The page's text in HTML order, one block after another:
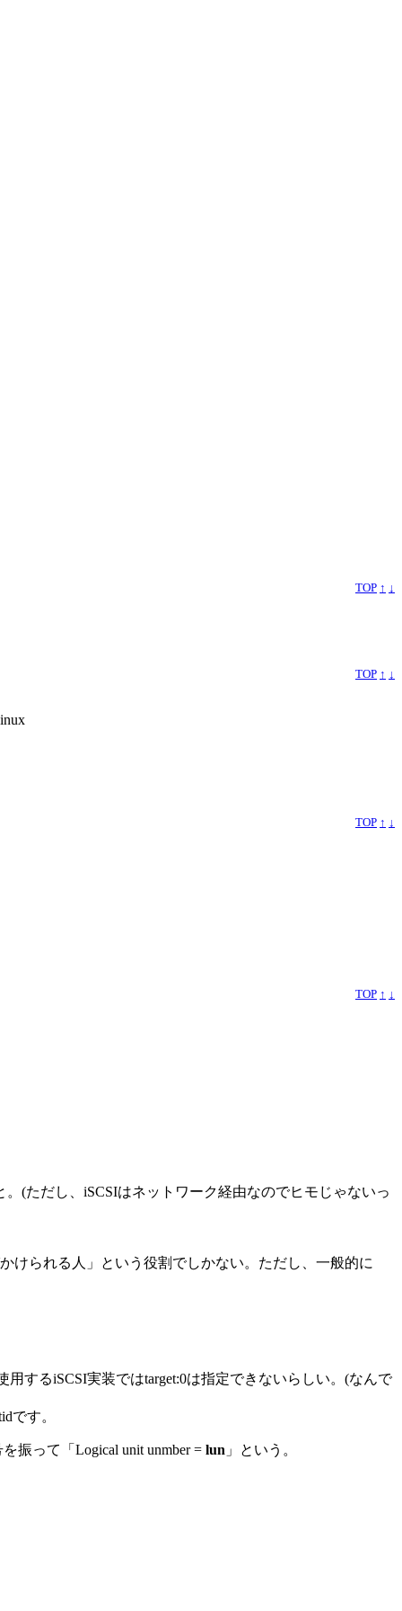
TOP ↑ ↓
TOP ↑ ↓
TOP ↑ ↓
TOP ↑ ↓
(ただし、iSCSIはネットワーク経由なのでヒモじゃないっ
けられる人」という役割でしかない。ただし、一般的に
するiSCSI実装ではtarget:0は指定できないらしい。(なんで
です。
振って「Logical unit unmber = lun 」という。